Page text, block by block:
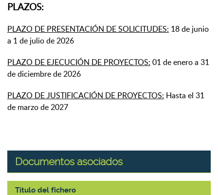
PLAZOS:
PLAZO DE PRESENTACIÓN DE SOLICITUDES: 18 de junio
a 1 de julio de 2026
PLAZO DE EJECUCIÓN DE PROYECTOS: 01 de enero a 31
de diciembre de 2026
PLAZO DE JUSTIFICACIÓN DE PROYECTOS: Hasta el 31
de marzo de 2027
Documentos asociados
Título del fichero